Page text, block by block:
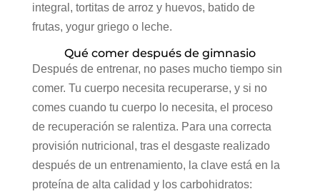
integral, tortitas de arroz y huevos, batido de
frutas, yogur griego o leche.
Qué comer después de gimnasio
Después de entrenar, no pases mucho tiempo sin
comer. Tu cuerpo necesita recuperarse, y si no
comes cuando tu cuerpo lo necesita, el proceso
de recuperación se ralentiza. Para una correcta
provisión nutricional, tras el desgaste realizado
después de un entrenamiento, la clave está en la
proteína de alta calidad y los carbohidratos: